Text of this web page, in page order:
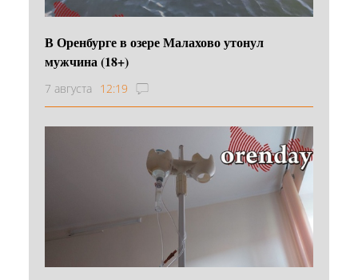
В Оренбурге в озере Малахово утонул
мужчина (18+)
7 августа 12:19